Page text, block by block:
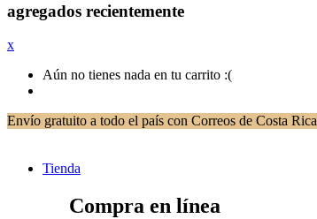
agregados recientemente
x
Aún no tienes nada en tu carrito :(
Envío gratuito a todo el país con Correos de Costa Rica
Tienda
Compra en línea